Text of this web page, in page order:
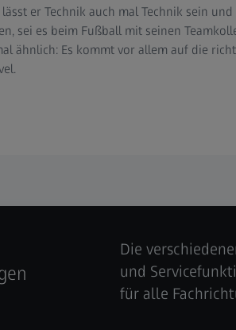
er Technik auch mal Technik sein
sei es beim Fußball mit seinen
ähnlich: Es kommt vor allem auf die
Die
und
für alle